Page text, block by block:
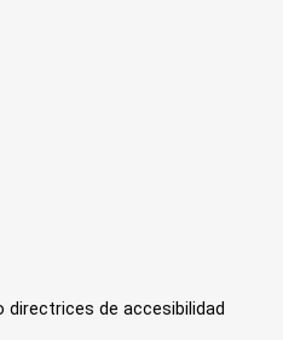
de accesibilidad